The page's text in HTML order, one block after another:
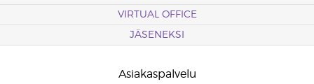
VIRTUAL OFFICE
JÄSENEKSI
Asiakaspalvelu